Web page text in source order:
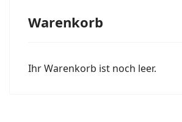
Warenkorb
Ihr Warenkorb ist noch leer.